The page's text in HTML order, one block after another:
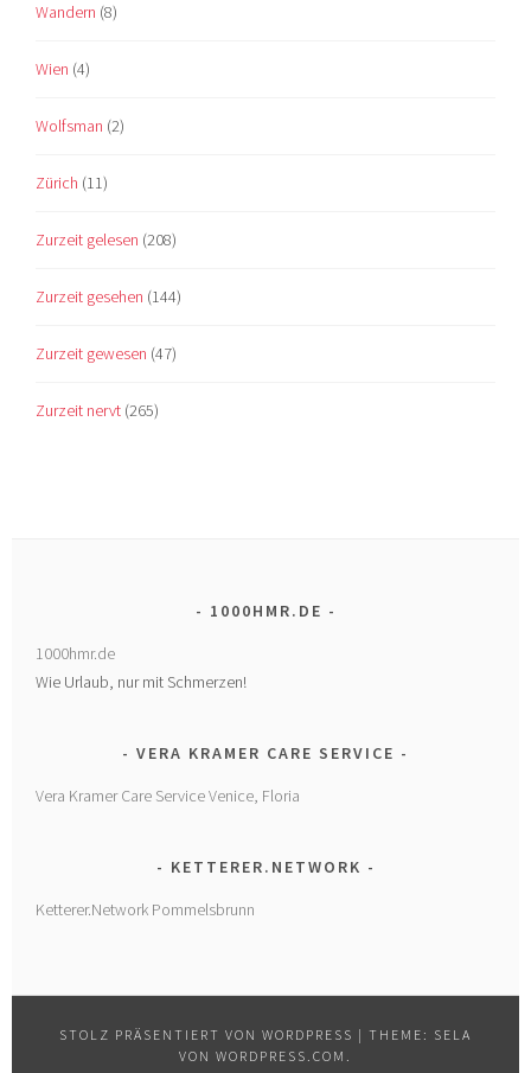
Wandern (8)
Wien (4)
Wolfsman (2)
Zürich (11)
Zurzeit gelesen (208)
Zurzeit gesehen (144)
Zurzeit gewesen (47)
Zurzeit nervt (265)
1000HMR.DE
1000hmr.de
Wie Urlaub, nur mit Schmerzen!
VERA KRAMER CARE SERVICE
Vera Kramer Care Service Venice, Floria
KETTERER.NETWORK
Ketterer.Network Pommelsbrunn
STOLZ PRÄSENTIERT VON WORDPRESS | THEME: SELA
VON WORDPRESS.COM